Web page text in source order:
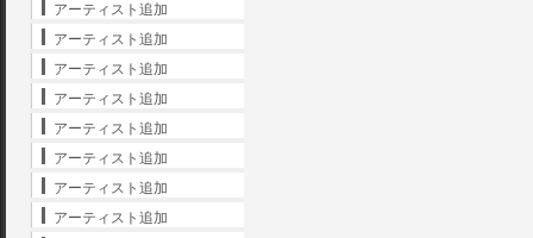
アーティスト追加
アーティスト追加
アーティスト追加
アーティスト追加
アーティスト追加
アーティスト追加
アーティスト追加
アーティスト追加